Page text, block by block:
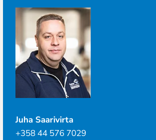
Juha Saarivirta
+358 44 576 7029